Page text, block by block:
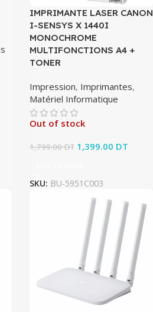
IMPRIMANTE LASER CANON
I-SENSYS X 1440I
MONOCHROME
MULTIFONCTIONS A4 +
TONER
Impression, Imprimantes,
Matériel Informatique
Out of stock
1,799.00DT Le prix initial était :
1,399.00 DT
SKU: BU-5951C003